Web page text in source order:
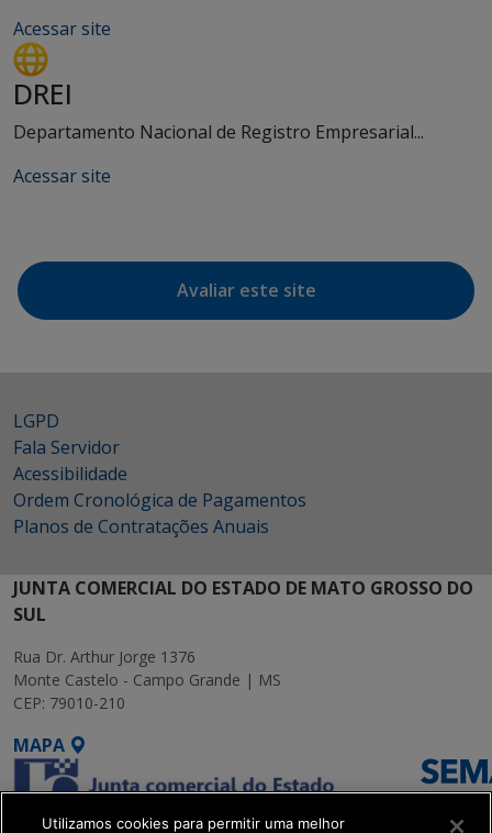
Acessar site
DREI
Departamento Nacional de Registro Empresarial...
Acessar site
Avaliar este site
LGPD
Fala Servidor
Acessibilidade
Ordem Cronológica de Pagamentos
Planos de Contratações Anuais
JUNTA COMERCIAL DO ESTADO DE MATO GROSSO DO
SUL
Rua Dr. Arthur Jorge 1376
Monte Castelo - Campo Grande | MS
CEP: 79010-210
MAPA
Utilizamos cookies para permitir uma melhor